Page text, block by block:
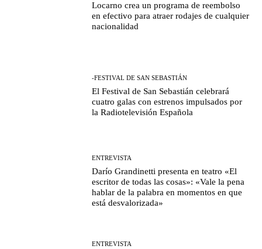
Locarno crea un programa de reembolso
en efectivo para atraer rodajes de cualquier
nacionalidad
-FESTIVAL DE SAN SEBASTIÁN
El Festival de San Sebastián celebrará
cuatro galas con estrenos impulsados por
la Radiotelevisión Española
ENTREVISTA
Darío Grandinetti presenta en teatro «El
escritor de todas las cosas»: «Vale la pena
hablar de la palabra en momentos en que
está desvalorizada»
ENTREVISTA